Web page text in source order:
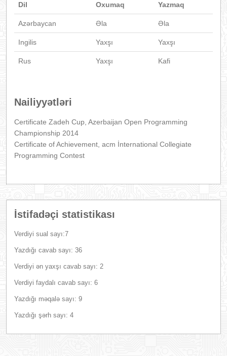
Dil Oxumaq Yazmaq
Azərbaycan Əla Əla
Ingilis Yaxşı Yaxşı
Rus Yaxşı Kafi
Nailiyyətləri
Certificate Zadeh Cup, Azerbaijan Open Programming
Championship 2014
Certificate of Achievement, acm İnternational Collegiate
Programming Contest
İstifadəçi statistikası
Verdiyi sual sayı:7
Yazdığı cavab sayı: 36
Verdiyi ən yaxşı cavab sayı: 2
Verdiyi faydalı cavab sayı: 6
Yazdığı məqalə sayı: 9
Yazdığı şərh sayı: 4